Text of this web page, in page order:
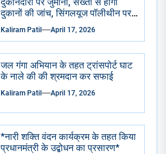
दुकानों की जांच, सिंगलयूज पॉलीथीन पर
पूरी तरह प्रतिबंध का होगा पालन*
Kaliram Patil April 17, 2026
जल गंगा अभियान के तहत ट्रांसपोर्ट घाट
के नाले की की श्रमदान कर सफाई
Kaliram Patil April 17, 2026
*नारी शक्ति वंदन कार्यक्रम के तहत किया
प्रधानमंत्री के उद्बोधन का प्रसारण*